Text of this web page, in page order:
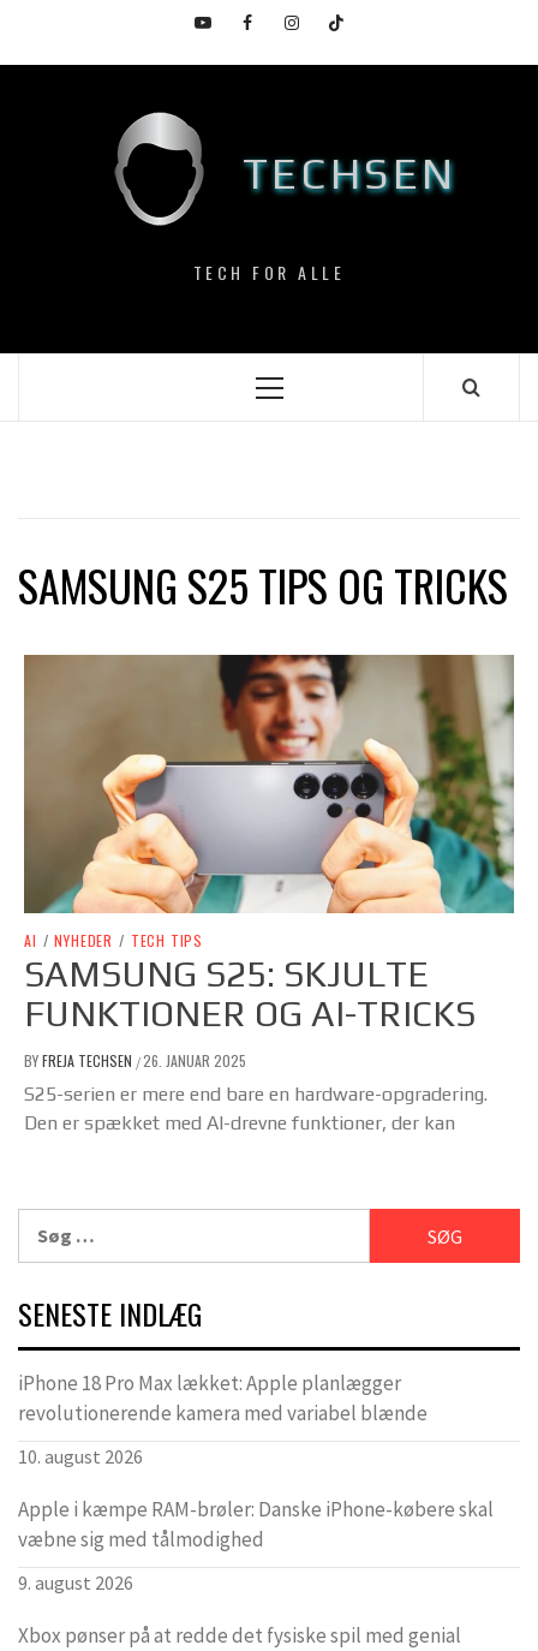
content
YouTubeFacebookInstagramTikTok
TECHSEN
TECH FOR ALLE
Primary
SAMSUNG S25 TIPS OG TRICKS
AI / NYHEDER / TECH TIPS
SAMSUNG S25: SKJULTE
FUNKTIONER OG AI-TRICKS
BYFREJA TECHSEN /26. JANUAR 2025
S25-serien er mere end bare en hardware-opgradering.
Den er spækket med AI-drevne funktioner, der kan
efter:
SENESTE INDLÆG
iPhone 18 Pro Max lækket: Apple planlægger
revolutionerende kamera med variabel blænde
10. august 2026
Apple i kæmpe RAM-brøler: Danske iPhone-købere skal
væbne sig med tålmodighed
9. august 2026
Xbox pønser på at redde det fysiske spil med genial